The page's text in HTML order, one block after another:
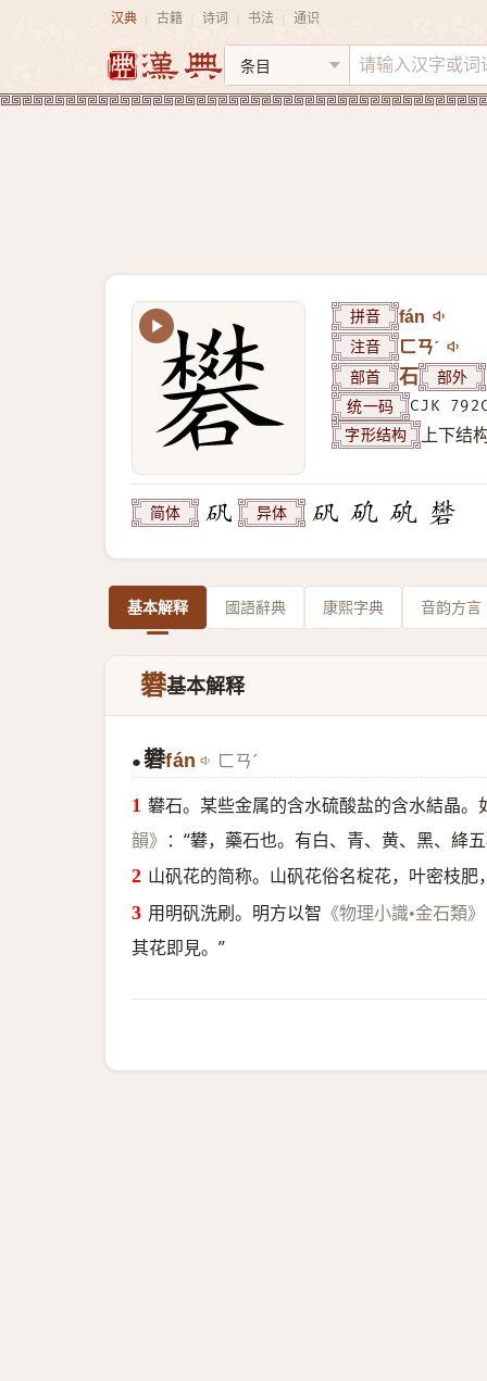
汉典 古籍 诗词 书法 通识
拼音 fán
注音 ㄈㄢˊ
部首 石 部外
统一码 CJK
字形结构 上下结
简体 异体
基本解释 國語辭典 康熙字典 音韵方言
礬基本解释
● 礬fán ㄈㄢˊ
礬石。某些金属的含水硫酸盐的含水結晶。
韻》
：“礬，藥石也。有白、青、黄、黑、絳
山矾花的简称。山矾花俗名椗花，叶密枝
用明矾洗刷。明方以智 《物理小識•金石類》
其花即見。”